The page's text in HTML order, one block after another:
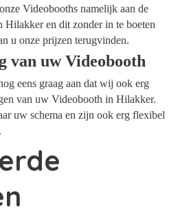
Videobooths namelijk aan de
Hilakker en dit zonder in te boeten
u onze prijzen terugvinden.
van uw Videobooth
eens graag aan dat wij ook erg
van uw Videobooth in Hilakker.
uw schema en zijn ook erg flexibel